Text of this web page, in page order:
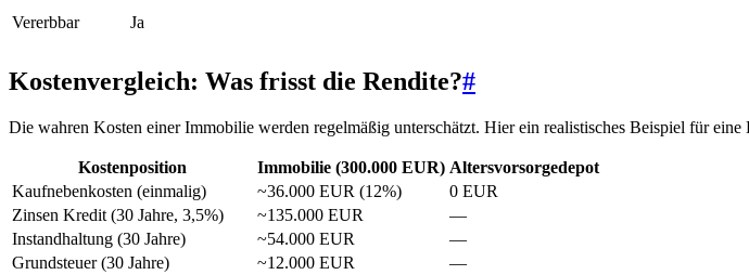
Vererbbar
Ja
Kostenvergleich: Was frisst die Rendite?#
Die wahren Kosten einer Immobilie werden regelmäßig unterschätzt. Hier ein realistisches Beispiel für
Kostenposition Immobilie (300.000 EUR) Altersvorsorgedepot
Kaufnebenkosten (einmalig)
~36.000 EUR (12%)
0 EUR
Zinsen Kredit (30 Jahre, 3,5%)
~135.000 EUR
—
Instandhaltung (30 Jahre)
~54.000 EUR
—
Grundsteuer (30 Jahre)
~12.000 EUR
—